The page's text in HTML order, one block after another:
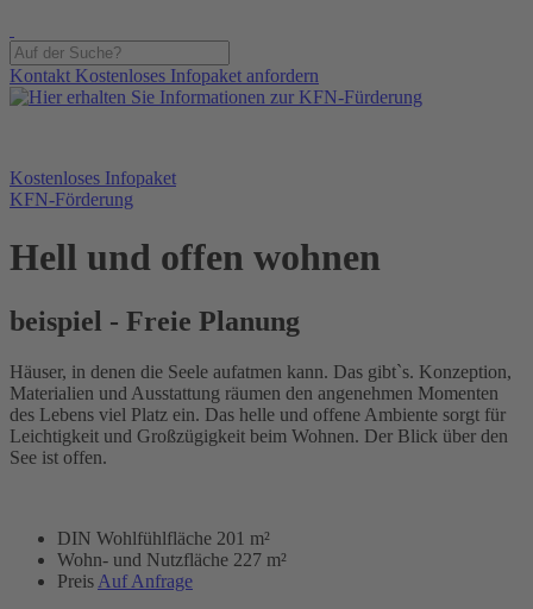
Kontakt Kostenloses Infopaket anfordern
Kostenloses Infopaket
KFN-Förderung
Hell und offen wohnen
beispiel - Freie Planung
Häuser, in denen die Seele aufatmen kann. Das gibt`s. Konzeption,
Materialien und Ausstattung räumen den angenehmen Momenten
des Lebens viel Platz ein. Das helle und offene Ambiente sorgt für
Leichtigkeit und Großzügigkeit beim Wohnen. Der Blick über den
See ist offen.
DIN Wohlfühlfläche 201 m²
Wohn- und Nutzfläche 227 m²
Preis Auf Anfrage